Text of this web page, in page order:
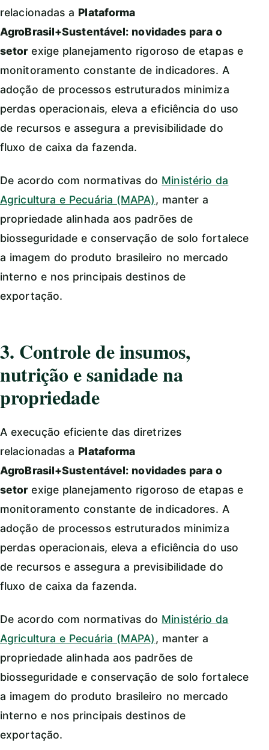
relacionadas a Plataforma
AgroBrasil+Sustentável: novidades para o
setorexige planejamento rigoroso de etapas e
monitoramento constante de indicadores. A
adoção de processos estruturados minimiza
perdas operacionais, eleva a eficiência do uso
de recursos e assegura a previsibilidade do
fluxo de caixa da fazenda.
De acordo com normativas do Ministério da
Agricultura e Pecuária (MAPA), manter a
propriedade alinhada aos padrões de
biosseguridade e conservação de solo fortalece
a imagem do produto brasileiro no mercado
interno e nos principais destinos de
exportação.
3. Controle de insumos,
nutrição e sanidade na
propriedade
A execução eficiente das diretrizes
relacionadas a Plataforma
AgroBrasil+Sustentável: novidades para o
setorexige planejamento rigoroso de etapas e
monitoramento constante de indicadores. A
adoção de processos estruturados minimiza
perdas operacionais, eleva a eficiência do uso
de recursos e assegura a previsibilidade do
fluxo de caixa da fazenda.
De acordo com normativas do Ministério da
Agricultura e Pecuária (MAPA), manter a
propriedade alinhada aos padrões de
biosseguridade e conservação de solo fortalece
a imagem do produto brasileiro no mercado
interno e nos principais destinos de
exportação.